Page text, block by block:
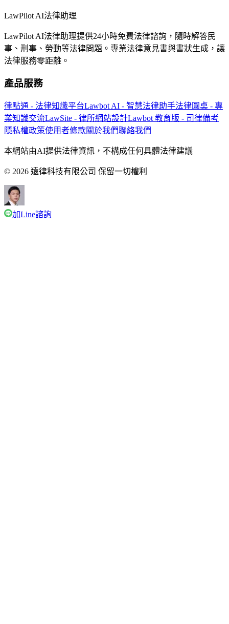
LawPilot AI法律助理
LawPilot AI法律助理提供24小時免費法律諮詢，隨時解答民
事、刑事、勞動等法律問題。專業法律意見書與書狀生成，讓
法律服務零距離。
產品服務
律點通 - 法律知識平台Lawbot AI - 智慧法律助手法律圓桌 - 專
業知識交流LawSite - 律所網站設計Lawbot 教育版 - 司律備考
隱私權政策使用者條款關於我們聯絡我們
本網站由AI提供法律資訊，不構成任何具體法律建議
© 2026 遠律科技有限公司 保留一切權利
加Line諮詢